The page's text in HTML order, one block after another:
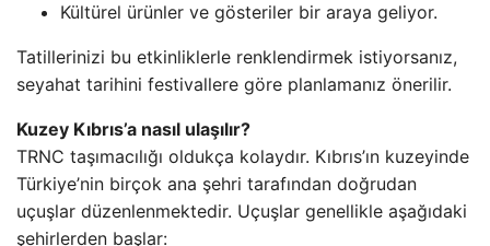
Kültürel ürünler ve gösteriler bir araya geliyor.
Tatillerinizi bu etkinliklerle renklendirmek istiyorsanız,
seyahat tarihini festivallere göre planlamanız önerilir.
Kuzey Kıbrıs’a nasıl ulaşılır?
TRNC taşımacılığı oldukça kolaydır. Kıbrıs’ın kuzeyinde
Türkiye’nin birçok ana şehri tarafından doğrudan
uçuşlar düzenlenmektedir. Uçuşlar genellikle aşağıdaki
şehirlerden başlar: